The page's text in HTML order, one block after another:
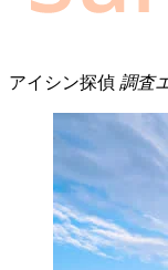
アイシン探偵 調査